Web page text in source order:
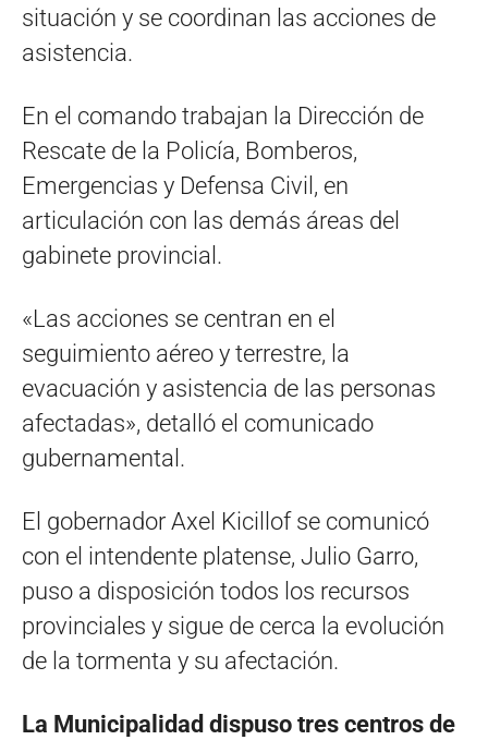
situación y se coordinan las acciones de
asistencia.
En el comando trabajan la Dirección de
Rescate de la Policía, Bomberos,
Emergencias y Defensa Civil, en
articulación con las demás áreas del
gabinete provincial.
«Las acciones se centran en el
seguimiento aéreo y terrestre, la
evacuación y asistencia de las personas
afectadas», detalló el comunicado
gubernamental.
El gobernador Axel Kicillof se comunicó
con el intendente platense, Julio Garro,
puso a disposición todos los recursos
provinciales y sigue de cerca la evolución
de la tormenta y su afectación.
La Municipalidad dispuso tres centros de